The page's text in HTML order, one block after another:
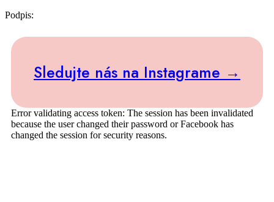
Podpis:
Sledujte nás na Instagrame →
Error validating access token: The session has been invalidated
because the user changed their password or Facebook has
changed the session for security reasons.